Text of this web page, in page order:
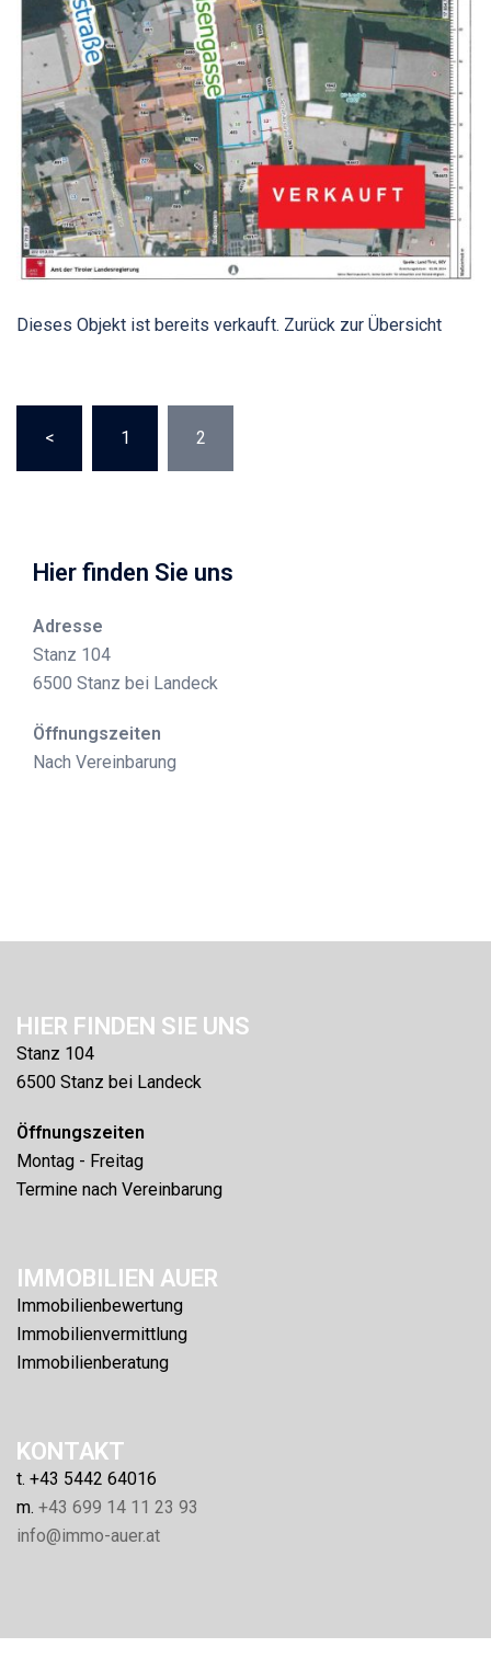
Dieses Objekt ist bereits verkauft. Zurück zur Übersicht
der
Beiträge
< 1 2
Hier finden Sie uns
Adresse
Stanz 104
6500 Stanz bei Landeck
Öffnungszeiten
Nach Vereinbarung
HIER FINDEN SIE UNS
Stanz 104
6500 Stanz bei Landeck
Öffnungszeiten
Montag - Freitag
Termine nach Vereinbarung
IMMOBILIEN AUER
Immobilienbewertung
Immobilienvermittlung
Immobilienberatung
KONTAKT
t. +43 5442 64016
m. +43 699 14 11 23 93
info@immo-auer.at